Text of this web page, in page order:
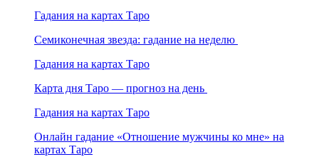
Гадания на картах Таро
Семиконечная звезда: гадание на неделю
Гадания на картах Таро
Карта дня Таро — прогноз на день
Гадания на картах Таро
Онлайн гадание «Отношение мужчины ко мне» на
картах Таро